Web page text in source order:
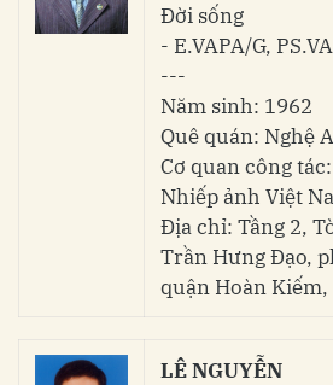
Đời sống
- E.VAPA/G,
---
Năm sinh: 1962
Quê quán: Nghệ
Cơ quan công
Nhiếp ảnh Việt
Địa chỉ: Tầng 2,
Trần Hưng Đạo,
quận Hoàn Kiếm,
LÊ NGUYỄN